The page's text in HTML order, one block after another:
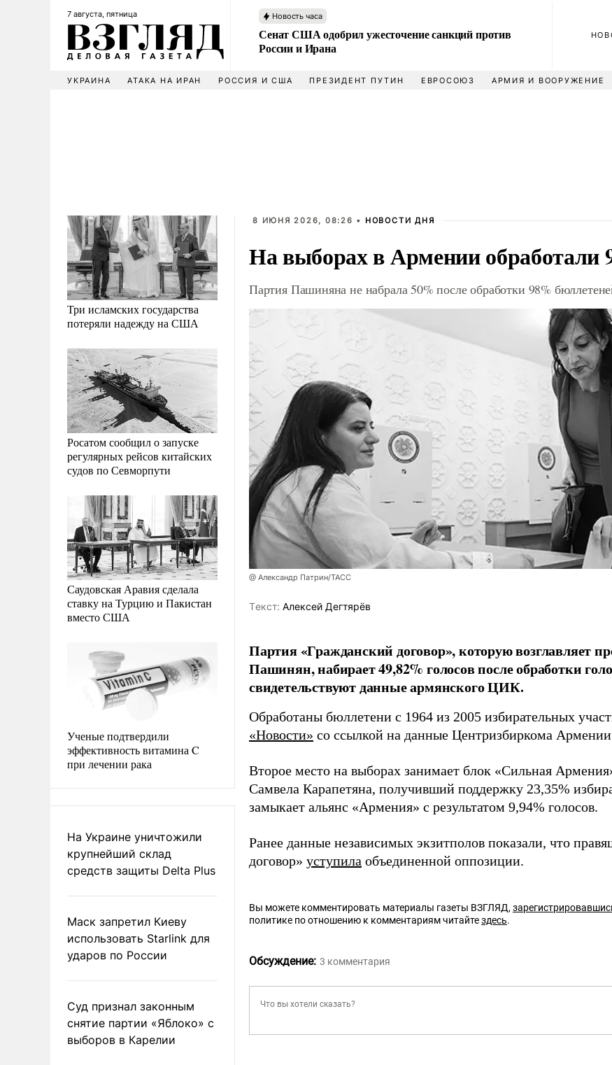
7 августа, пятница Новость часа
Сенат США одобрил ужесточение санкций против
России и Ирана
УКРАИНА АТАКА НА ИРАН РОССИЯ И США ПРЕЗИДЕНТ ПУТИН ЕВРОСОЮЗ АРМИЯ И ВООРУЖЕНИЕ
Три исламских государства
потеряли надежду на США
Росатом сообщил о запуске
регулярных рейсов китайских
судов по Севморпути
Саудовская Аравия сделала
ставку на Турцию и Пакистан
вместо США
Ученые подтвердили
эффективность витамина C
при лечении рака
На Украине уничтожили
крупнейший склад
средств защиты Delta Plus
Маск запретил Киеву
использовать Starlink для
ударов по России
Суд признал законным
снятие партии «Яблоко» с
выборов в Карелии
8 ИЮНЯ 2026, 08:26 • НОВОСТИ ДНЯ
На выборах в Армении обработали
Партия Пашиняна не набрала 50% после обработки 98%
@ Александр Патрин/ТАСС
Tекст: Алексей Дегтярёв
Партия «Гражданский договор», которую возглавляет
Пашинян, набирает 49,82% голосов после обработки
свидетельствуют данные армянского ЦИК.
Обработаны бюллетени с 1964 из 2005 избирательных
«Новости» со ссылкой на данные Центризбиркома
Второе место на выборах занимает блок «Сильная
Самвела Карапетяна, получивший поддержку 23,35%
замыкает альянс «Армения» с результатом 9,94% голосов.
Ранее данные независимых экзитполов показали, что
договор» уступила объединенной оппозиции.
Вы можете комментировать материалы газеты ВЗГЛЯД,
политике по отношению к комментариям читайтездесь.
Обсуждение: 3 комментария